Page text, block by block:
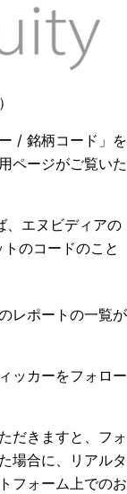
）
/ 銘柄コード」を
ページがご覧いた
、エヌビディアの
のコードのこと
レポートの一覧が
ッカーをフォロー
だきますと、フォ
場合に、リアルタ
フォーム上でのお